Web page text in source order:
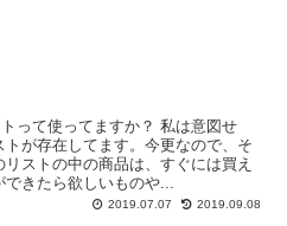
って使ってますか？ 私は意図せ
が存在してます。今更なので、そ
ストの中の商品は、すぐには買え
きたら欲しいものや...
2019.07.07 2019.09.08